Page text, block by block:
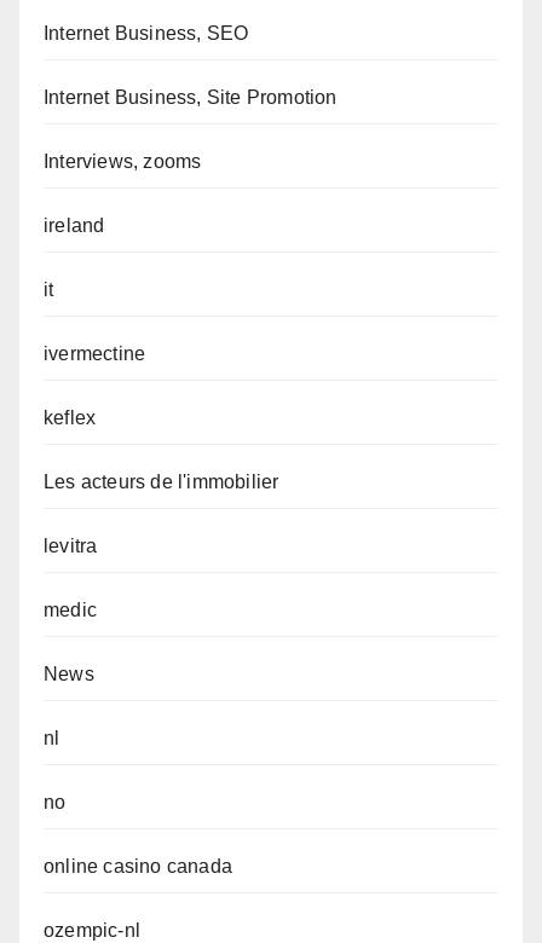
Internet Business, SEO
Internet Business, Site Promotion
Interviews, zooms
ireland
it
ivermectine
keflex
Les acteurs de l'immobilier
levitra
medic
News
nl
no
online casino canada
ozempic-nl